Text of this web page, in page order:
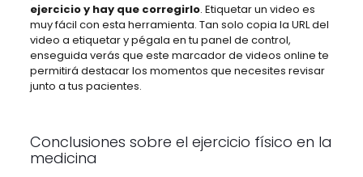
ejercicio y hay que corregirlo. Etiquetar un video es
muy fácil con esta herramienta. Tan solo copia la URL del
video a etiquetar y pégala en tu panel de control,
enseguida verás que este marcador de videos online te
permitirá destacar los momentos que necesites revisar
junto a tus pacientes.
Conclusiones sobre el ejercicio físico en la
medicina